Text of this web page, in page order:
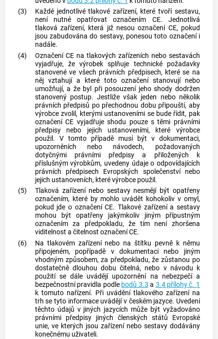
(3)
Každé jednotlivé tlakové zařízení, které tvoří sestavu,
není nutné opatřovat označením CE. Jednotlivá
tlaková zařízení, která již nesou označení CE, pokud
jsou zabudována do sestavy, ponesou toto označení i
nadále.
(4)
Označení CE na tlakových zařízeních nebo sestavách
vyjadřuje, ževýrobek splňuje technické požadavky
stanovené ve všech právních předpisech, které se na
něj vztahují a které toto označení stanovují nebo
umožňují, a že byl při posouzení jeho shody dodržen
stanovený postup. Jestliže však jeden nebo několik
právních předpisů po přechodnou dobu připouští, aby
výrobcezvolil, kterými ustanoveními se bude řídit, pak
označení CE vyjadřuje shodu pouze s těmi právními
předpisy nebo jejich ustanoveními, které výrobce
použil. V tomto případě musí být v dokumentaci,
upozorněních nebo návodech, požadovaných
dotyčnými právními předpisy a přiložených k
příslušnýmvýrobkům, uvedeny údaje o odpovídajících
právních předpisech Evropských společenství nebo
jejich ustanoveních, kterévýrobcepoužil.
(5)
Tlaková zařízení nebo sestavy nesmějí být opatřeny
označením, které by mohlo uvádět kohokoliv v omyl,
pokud jde o označení CE. Tlakové zařízení a sestavy
mohou být opatřeny jakýmkoliv jiným přípustným
označením za předpokladu, že tím není zhoršena
viditelnost a čitelnost označení CE.
(6)
Na tlakovém zařízení nebo na štítku pevně k němu
připojeném, popřípadě v dokumentaci nebo jiným
vhodným způsobem, za předpokladu, že zůstanou po
dostatečně dlouhou dobu čitelná, nebo v návodu k
použití se dále uvádějí upozornění na nebezpečí a
bezpečnostní pravidla podle bodů 3.3 a 3.4 přílohy č. 1
k tomuto nařízení. Při uvádění tlakového zařízení na
trh se tyto informace uvádějí v českém jazyce. Uvedení
těchto údajů v jiných jazycích může být vyžadováno
právními předpisy jiných členských států Evropské
unie, ve kterých jsou zařízení nebo sestavy dodávány
konečnému uživateli.